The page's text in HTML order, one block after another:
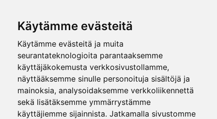
Käytämme evästeitä
Käytämme evästeitä ja muita
seurantateknologioita parantaaksemme
käyttäjäkokemusta verkkosivustollamme,
näyttääksemme sinulle personoituja sisältöjä ja
mainoksia, analysoidaksemme verkkoliikennettä
sekä lisätäksemme ymmärrystämme
käyttäjiemme sijainnista. Jatkamalla sivustomme